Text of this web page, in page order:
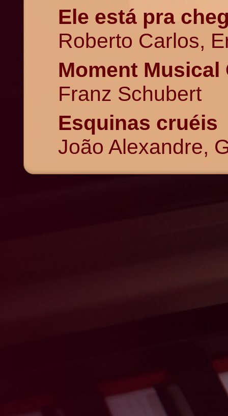
Ele está pra
Roberto Carlos,
Moment Musical
Franz Schubert
Esquinas cruéis
João Alexandre,